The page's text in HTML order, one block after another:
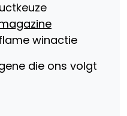
winactie
die ons volgt